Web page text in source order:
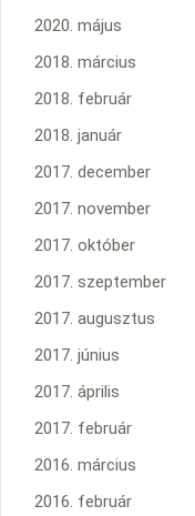
2020. május
2018. március
2018. február
2018. január
2017. december
2017. november
2017. október
2017. szeptember
2017. augusztus
2017. június
2017. április
2017. február
2016. március
2016. február